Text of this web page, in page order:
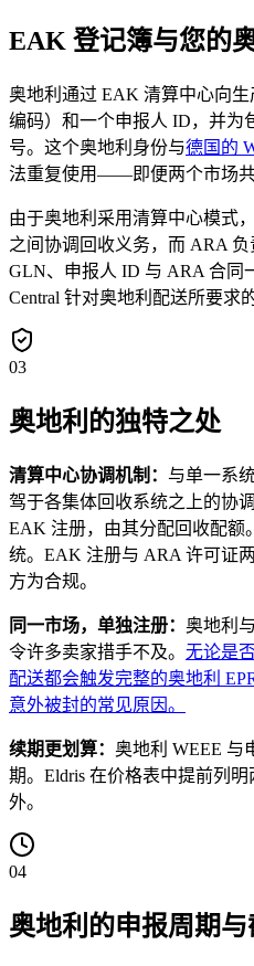
EAK 登记簿与您的
奥地利通过 EAK 清算中心向
编码）和一个申报人 ID，并为
号。这个奥地利身份与德国的
法重复使用——即便两个市场共
由于奥地利采用清算中心模式
之间协调回收义务，而 ARA
GLN、申报人 ID 与 ARA 合同
Central 针对奥地利配送所要求
03
奥地利的独特之处
清算中心协调机制： 与单一系
驾于各集体回收系统之上的协
EAK 注册，由其分配回收配额
统。EAK 注册与 ARA 许可证
方为合规。
同一市场，单独注册： 奥地利
令许多卖家措手不及。 无论是
配送都会触发完整的奥地利
意外被封的常见原因。
续期更划算： 奥地利 WEEE 与
期。Eldris 在价格表中提前列
外。
04
奥地利的申报周期与